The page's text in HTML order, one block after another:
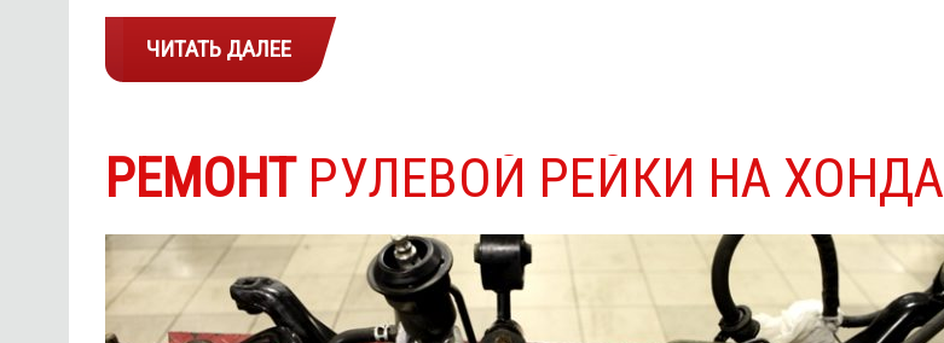
ЧИТАТЬ ДАЛЕЕ
РЕМОНТРУЛЕВОЙ РЕЙКИ НА ХОНДА